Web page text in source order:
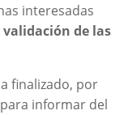
interesadas
validación de las
finalizado, por
informar del